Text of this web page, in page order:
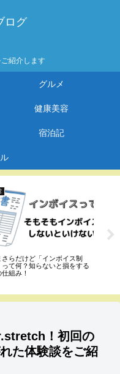
ログ
紹介します
グルメ
健康美容
宿泊記
さらだけど「インボイス制
って何？知らないと損をする
組み！
！初回の
た体験談をご紹